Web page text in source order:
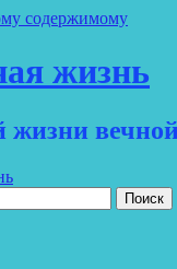
содержимому
жизнь
жизни вечной